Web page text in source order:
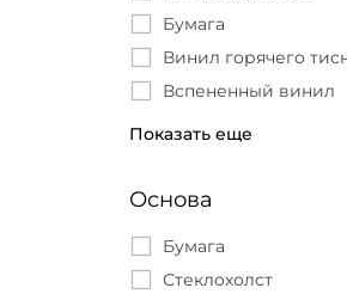
Vernissage
Victoria Stenova
WALL UP
WallDecor
Артекс
Аспект Ру
Бумага
Винил горячего
Вспененный винил
Пена
Флизелин
Показать еще
Основа
Бумага
Стеклохолст